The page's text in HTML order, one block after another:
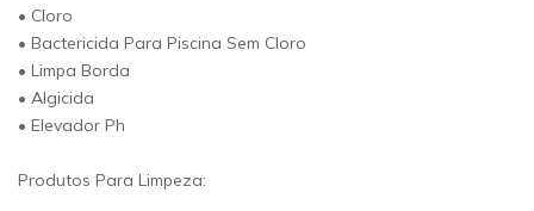
• Cloro
• Bactericida Para Piscina Sem Cloro
• Limpa Borda
• Algicida
• Elevador Ph
Produtos Para Limpeza: